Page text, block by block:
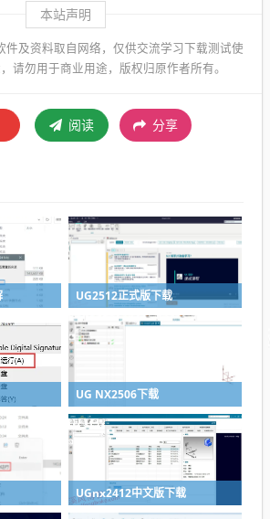
本站声明
件及资料取自网络，仅供交流学习下载测试使
请勿用于商业用途，版权归原作者所有。
阅读 分享
UG2512正式版下载
UG NX2506下载
UGnx2412中文版下载